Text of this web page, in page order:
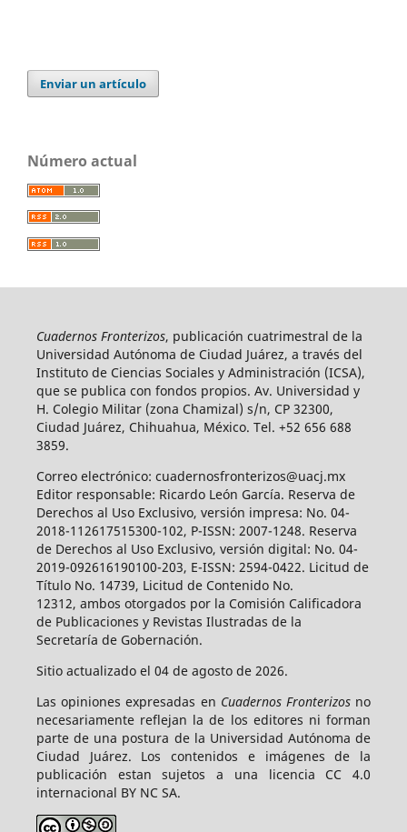
Enviar un artículo
Número actual
Cuadernos Fronterizos, publicación cuatrimestral de la
Universidad Autónoma de Ciudad Juárez, a través del
Instituto de Ciencias Sociales y Administración (ICSA),
que se publica con fondos propios. Av. Universidad y
H. Colegio Militar (zona Chamizal) s/n, CP 32300,
Ciudad Juárez, Chihuahua, México. Tel. +52 656 688
3859.
Correo electrónico: cuadernosfronterizos@uacj.mx
Editor responsable: Ricardo León García. Reserva de
Derechos al Uso Exclusivo, versión impresa: No. 04-
2018-112617515300-102, P-ISSN: 2007-1248. Reserva
de Derechos al Uso Exclusivo, versión digital: No. 04-
2019-092616190100-203, E-ISSN: 2594-0422. Licitud de
Título No. 14739, Licitud de Contenido No.
12312, ambos otorgados por la Comisión Calificadora
de Publicaciones y Revistas Ilustradas de la
Secretaría de Gobernación.
Sitio actualizado el 04 de agosto de 2026.
Las opiniones expresadas en Cuadernos Fronterizosno
necesariamente reflejan la de los editores ni forman
parte de una postura de la Universidad Autónoma de
Ciudad Juárez. Los contenidos e imágenes de la
publicación estan sujetos a una licencia CC 4.0
internacional BY NC SA.